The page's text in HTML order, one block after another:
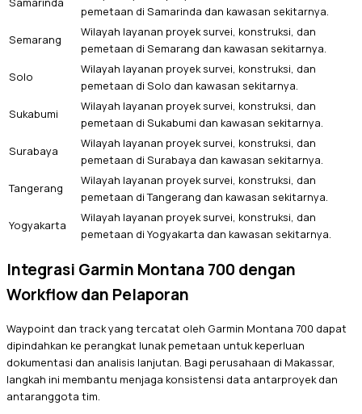
pemetaan di Samarinda dan kawasan sekitarnya.
Semarang
Wilayah layanan proyek survei, konstruksi, dan
pemetaan di Semarang dan kawasan sekitarnya.
Solo
Wilayah layanan proyek survei, konstruksi, dan
pemetaan di Solo dan kawasan sekitarnya.
Sukabumi
Wilayah layanan proyek survei, konstruksi, dan
pemetaan di Sukabumi dan kawasan sekitarnya.
Surabaya
Wilayah layanan proyek survei, konstruksi, dan
pemetaan di Surabaya dan kawasan sekitarnya.
Tangerang
Wilayah layanan proyek survei, konstruksi, dan
pemetaan di Tangerang dan kawasan sekitarnya.
Yogyakarta
Wilayah layanan proyek survei, konstruksi, dan
pemetaan di Yogyakarta dan kawasan sekitarnya.
Integrasi Garmin Montana 700 dengan
Workflow dan Pelaporan
Waypoint dan track yang tercatat oleh Garmin Montana 700 dapat
dipindahkan ke perangkat lunak pemetaan untuk keperluan
dokumentasi dan analisis lanjutan. Bagi perusahaan di Makassar,
langkah ini membantu menjaga konsistensi data antarproyek dan
antaranggota tim.